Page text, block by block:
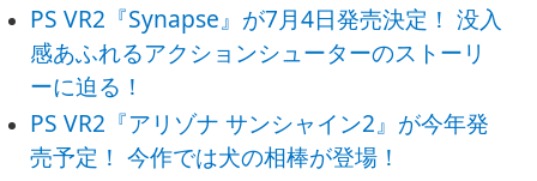
PS VR2『Synapse』が7月4日発売決定！ 没入
感あふれるアクションシューターのストーリ
ーに迫る！
PS VR2『アリゾナ サンシャイン2』が今年発
売予定！ 今作では犬の相棒が登場！